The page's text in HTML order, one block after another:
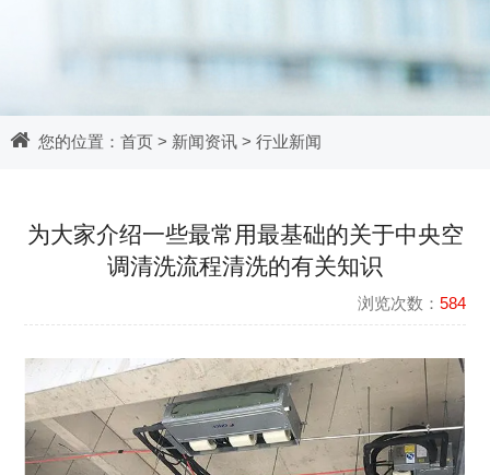
您的位置： 首页> 新闻资讯 > 行业新闻
为大家介绍一些最常用最基础的关于中央空
调清洗流程清洗的有关知识
浏览次数： 584